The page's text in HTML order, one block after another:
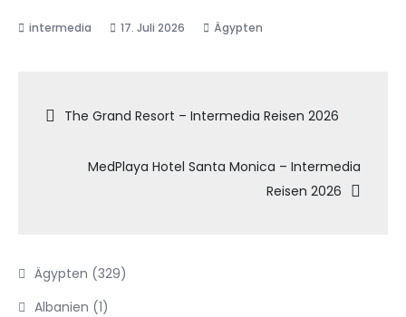
17. Juli 2026 Ägypten
Beitragsnavigation
The Grand Resort – Intermedia Reisen 2026
MedPlaya Hotel Santa Monica – Intermedia
Reisen 2026
Ägypten (329)
Albanien (1)